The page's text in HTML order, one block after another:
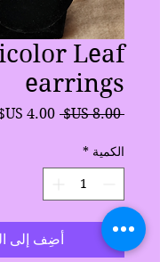
Leaf
earrings
‏8.00 US$
سعر
الكمية *
أضِف إلى